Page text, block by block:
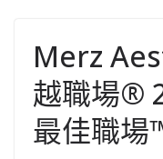
Merz
越職場®
最佳職場